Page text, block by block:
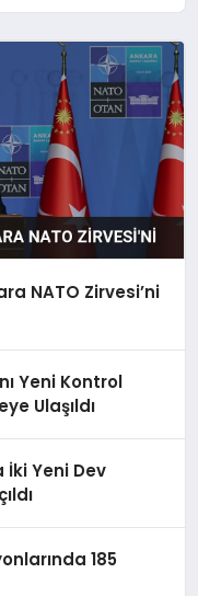
NATO Zirvesi’ni
Yeni Kontrol
Ulaşıldı
İki Yeni Dev
185